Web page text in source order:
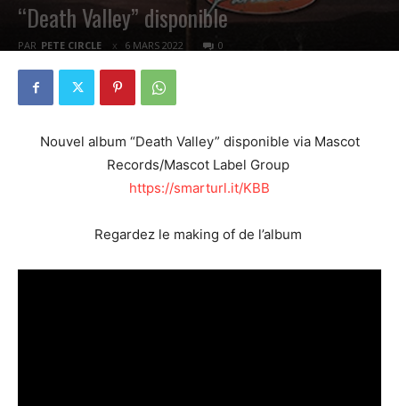
“Death Valley” disponible
PAR PETE CIRCLE 6 MARS 2022 0
Nouvel album “Death Valley” disponible via Mascot
Records/Mascot Label Group
https://smarturl.it/KBB
Regardez le making of de l’album